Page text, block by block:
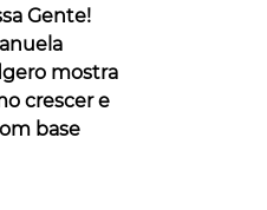
Gente!
mostra
crescer e
base